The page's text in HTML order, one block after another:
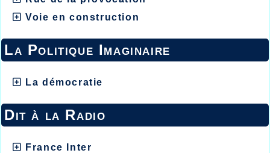
Voie en construction
La Politique Imaginaire
La démocratie
Dit à la Radio
France Inter